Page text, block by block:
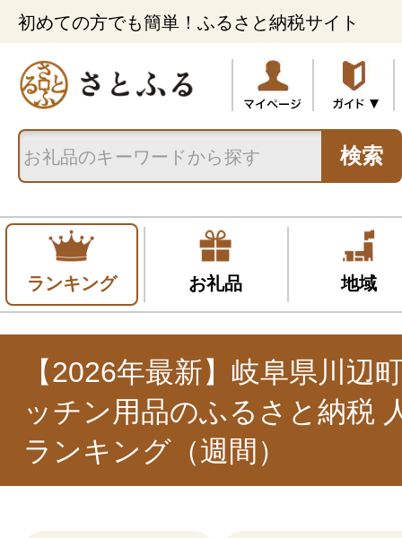
初めての方でも簡単！ふるさと納税サイト
検索
ランキング お礼品 地域
【2026年最新】岐阜県川辺
ッチン用品のふるさと納税
ランキング（週間）